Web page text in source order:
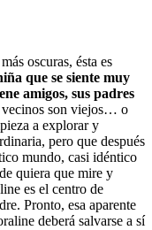
oscuras, ésta es
que se siente muy
amigos, sus padres
vecinos son viejos… o
a explorar y
pero que después
mundo, casi idéntico
quiera que mire y
es el centro de
Pronto, esa aparente
deberá salvarse a sí